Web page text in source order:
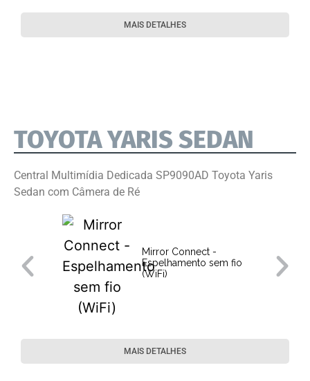
MAIS DETALHES
TOYOTA YARIS SEDAN
Central Multimídia Dedicada SP9090AD Toyota Yaris
Sedan com Câmera de Ré
Mirror Connect -
Espelhamento sem fio
(WiFi)
MAIS DETALHES